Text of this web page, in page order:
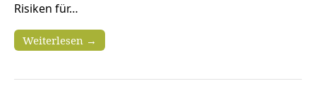
Risiken für…
Weiterlesen →